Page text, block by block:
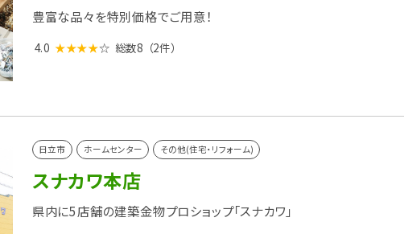
豊富な品々を特別価格でご用意！
4.0 ★★★★☆ 総数8 （2件）
日立市 ホームセンター その他(住宅・リフォーム)
スナカワ本店
県内に5店舗の建築金物プロショップ「スナカワ」